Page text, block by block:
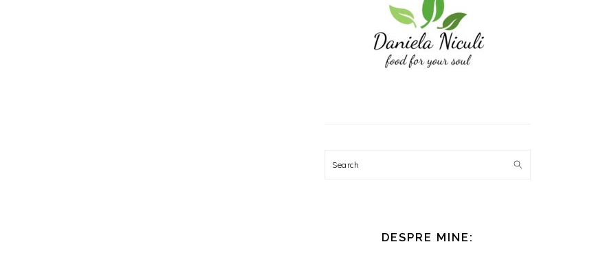
Search
DESPRE MINE: